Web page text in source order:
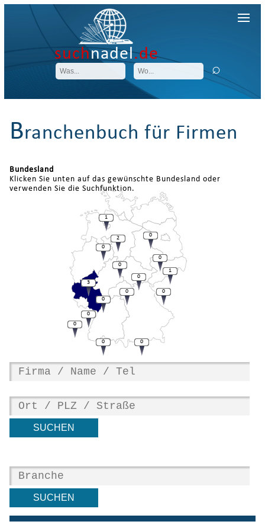
suchnadel.de
Branchenbuch für Firmen
Bundesland
Klicken Sie unten auf das gewünschte Bundesland oder
verwenden Sie die Suchfunktion.
0
1
3
0
0
0
2
1
0
0
0
0
0
0
0
0